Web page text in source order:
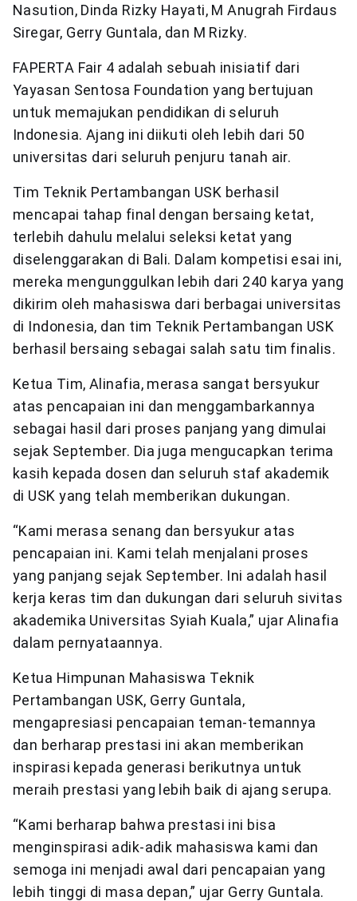
Nasution, Dinda Rizky Hayati, M Anugrah Firdaus
Siregar, Gerry Guntala, dan M Rizky.
FAPERTA Fair 4 adalah sebuah inisiatif dari
Yayasan Sentosa Foundation yang bertujuan
untuk memajukan pendidikan di seluruh
Indonesia. Ajang ini diikuti oleh lebih dari 50
universitas dari seluruh penjuru tanah air.
Tim Teknik Pertambangan USK berhasil
mencapai tahap final dengan bersaing ketat,
terlebih dahulu melalui seleksi ketat yang
diselenggarakan di Bali. Dalam kompetisi esai ini,
mereka mengunggulkan lebih dari 240 karya yang
dikirim oleh mahasiswa dari berbagai universitas
di Indonesia, dan tim Teknik Pertambangan USK
berhasil bersaing sebagai salah satu tim finalis.
Ketua Tim, Alinafia, merasa sangat bersyukur
atas pencapaian ini dan menggambarkannya
sebagai hasil dari proses panjang yang dimulai
sejak September. Dia juga mengucapkan terima
kasih kepada dosen dan seluruh staf akademik
di USK yang telah memberikan dukungan.
“Kami merasa senang dan bersyukur atas
pencapaian ini. Kami telah menjalani proses
yang panjang sejak September. Ini adalah hasil
kerja keras tim dan dukungan dari seluruh sivitas
akademika Universitas Syiah Kuala,” ujar Alinafia
dalam pernyataannya.
Ketua Himpunan Mahasiswa Teknik
Pertambangan USK, Gerry Guntala,
mengapresiasi pencapaian teman-temannya
dan berharap prestasi ini akan memberikan
inspirasi kepada generasi berikutnya untuk
meraih prestasi yang lebih baik di ajang serupa.
“Kami berharap bahwa prestasi ini bisa
menginspirasi adik-adik mahasiswa kami dan
semoga ini menjadi awal dari pencapaian yang
lebih tinggi di masa depan,” ujar Gerry Guntala.